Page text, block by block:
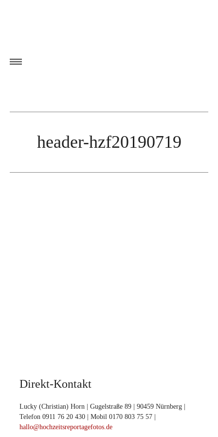
header-hzf20190719
Direkt-Kontakt
Lucky (Christian) Horn | Gugelstraße 89 | 90459 Nürnberg |
Telefon 0911 76 20 430 | Mobil 0170 803 75 57 |
hallo@hochzeitsreportagefotos.de